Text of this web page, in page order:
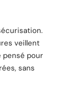
veillent
pensé pour
sans